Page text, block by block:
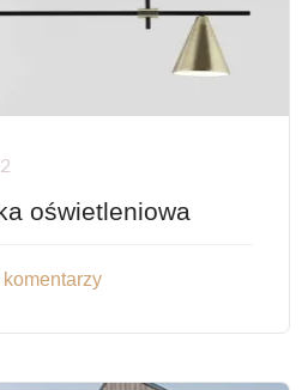
oświetleniowa
komentarzy